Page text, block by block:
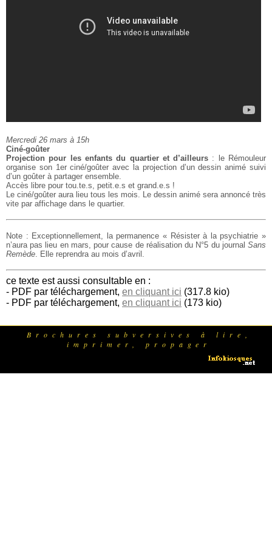
Mercredi 26 mars à 15h
Ciné-goûter
Projection pour les enfants du quartier et d’ailleurs : le Rémouleur
organise son 1er ciné/goûter avec la projectiond’un dessin animé suivi
d’un goûter à partager ensemble.
Accès libre pour tou.te.s, petit.e.s et grand.e.s !
Le ciné/goûter aura lieu tous les mois. Le dessin animé sera annoncé très
vite par affichage dans le quartier.
Note : Exceptionnellement, la permanence « Résister à la psychiatrie »
n’aurapas lieu en mars, pour cause de réalisation du N°5 du journalSans
Remède. Elle reprendra au mois d’avril.
ce texte est aussi consultable en :
- PDF par téléchargement, en cliquant ici (317.8 kio)
- PDF par téléchargement, en cliquant ici (173 kio)
Brochures subversives à lire,
imprimer, propager